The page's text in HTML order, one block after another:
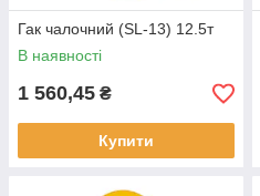
Гак чалочний (SL-13) 12.5т
В наявності
1 560,45 ₴
Купити